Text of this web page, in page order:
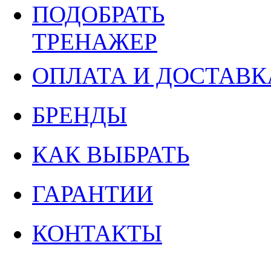
ПОДОБРАТЬ
ТРЕНАЖЕР
ОПЛАТА И
БРЕНДЫ
КАК ВЫБРАТЬ
ГАРАНТИИ
КОНТАКТЫ